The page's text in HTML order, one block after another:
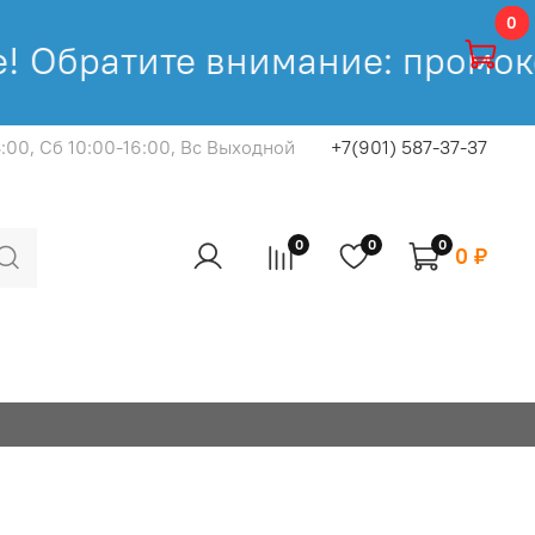
внимание:
Cб 10:00-16:00, Вс Выходной +7(901) 587-37-37
0 0 0 0 ₽
0